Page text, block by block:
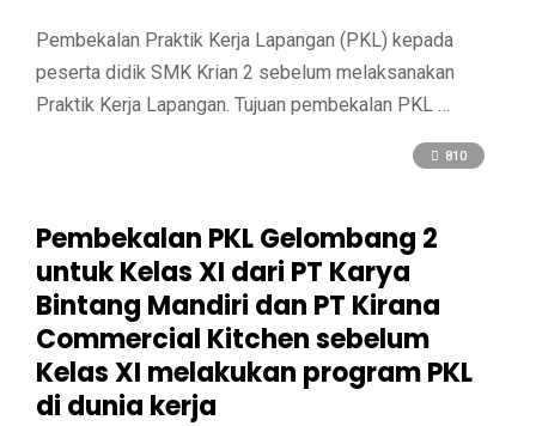
Pembekalan Praktik Kerja Lapangan (PKL) kepada
peserta didik SMK Krian 2 sebelum melaksanakan
Praktik Kerja Lapangan. Tujuan pembekalan PKL …
810
Pembekalan PKL Gelombang 2
untuk Kelas XI dari PT Karya
Bintang Mandiri dan PT Kirana
Commercial Kitchen sebelum
Kelas XI melakukan program PKL
di dunia kerja